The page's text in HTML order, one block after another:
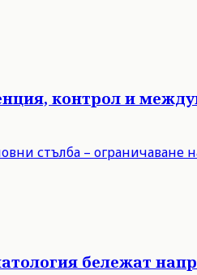
контрол и
стълба – ограничаване
бележат